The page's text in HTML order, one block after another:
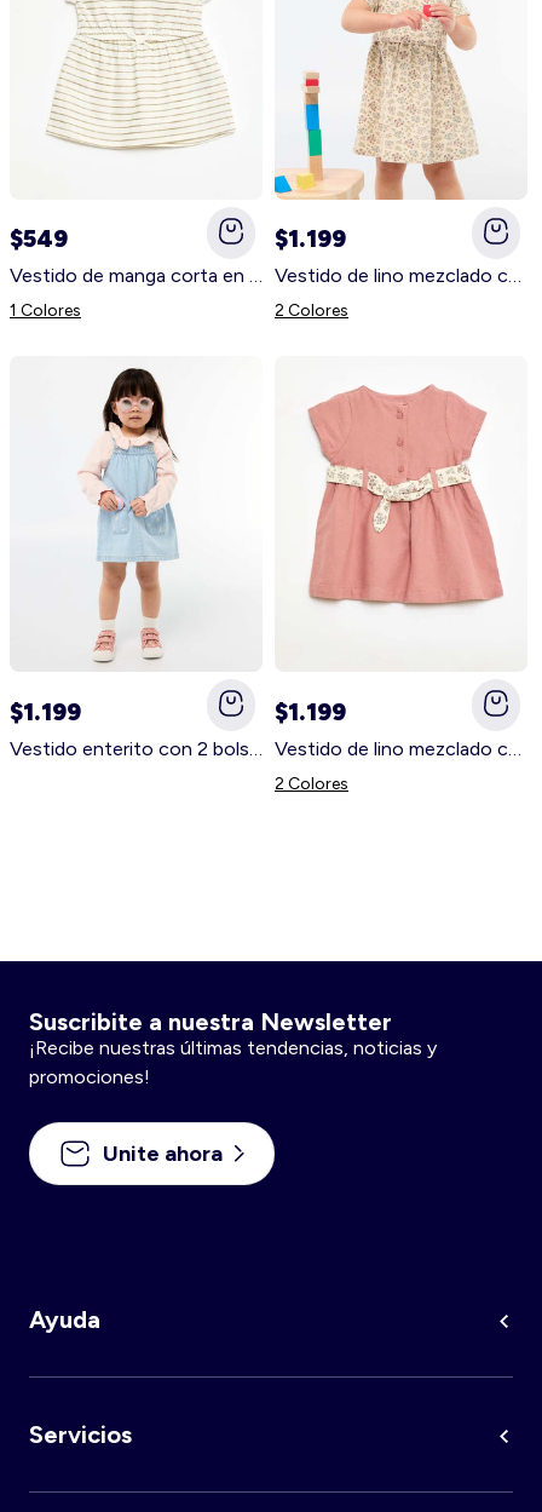
$549
Vestido de manga corta en punto de algodón BLANCO
1 Colores
$1.199
Vestido de lino mezclado con cinturón BLANCO
2 Colores
$1.199 $1.199
2 Colores
Suscribite a nuestra Newsletter
¡Recibe nuestras últimas tendencias, noticias y
promociones!
Unite ahora
Ayuda
Servicios